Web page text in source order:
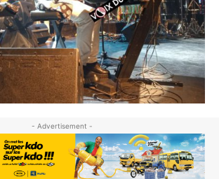
- Advertisement -